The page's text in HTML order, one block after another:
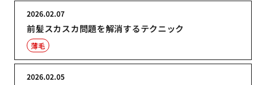
前髪スカスカ問題を解消するテクニック
2026.02.07
薄毛
2026.02.05